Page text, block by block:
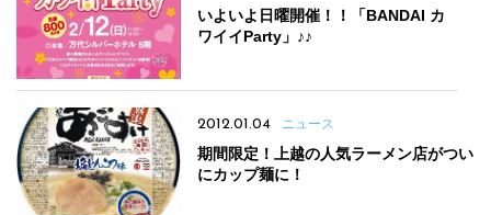
いよいよ日曜開催！！「BANDAI カ
ワイイParty」♪♪
2012.01.04 ニュース
期間限定！上越の人気ラーメン店がつい
にカップ麺に！